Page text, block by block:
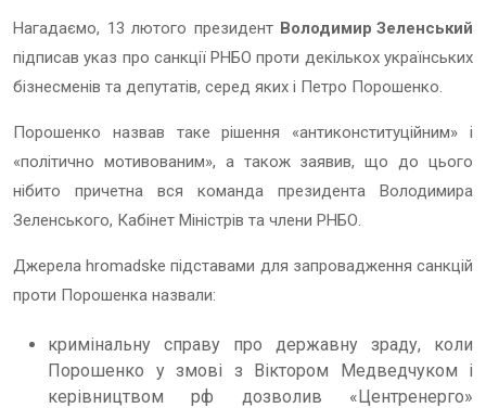
Нагадаємо, 13 лютого президент Володимир Зеленський
підписав указ про санкції РНБО проти декількох українських
бізнесменів та депутатів, серед яких і Петро Порошенко.
Порошенко назвав таке рішення «антиконституційним» і
«політично мотивованим», а також заявив, що до цього
нібито причетна вся команда президента Володимира
Зеленського, Кабінет Міністрів та члени РНБО.
Джерела hromadske підставами для запровадження санкцій
проти Порошенка назвали:
кримінальну справу про державну зраду, коли
Порошенко у змові з Віктором Медведчуком і
керівництвом рф дозволив «Центренерго»